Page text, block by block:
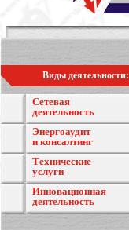
Виды деятельности:
Сетевая
деятельность
Энергоаудит
и консалтинг
Технические
услуги
Инновационная
деятельность